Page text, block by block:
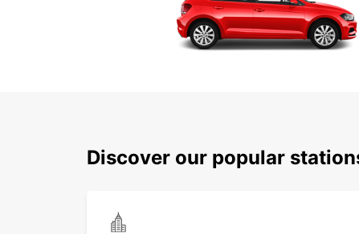
Discover our popular